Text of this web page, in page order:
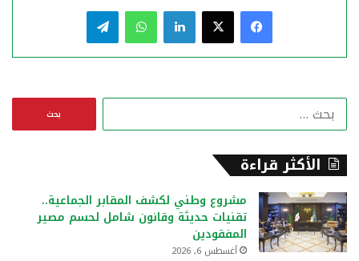
فيسبوك لينكدإن واتساب
ن
الأكثر قراءة
مشروع وطني لكشف المقابر الجماعية..
تقنيات حديثة وقانون شامل لحسم مصير
المفقودين
أغسطس 6, 2026